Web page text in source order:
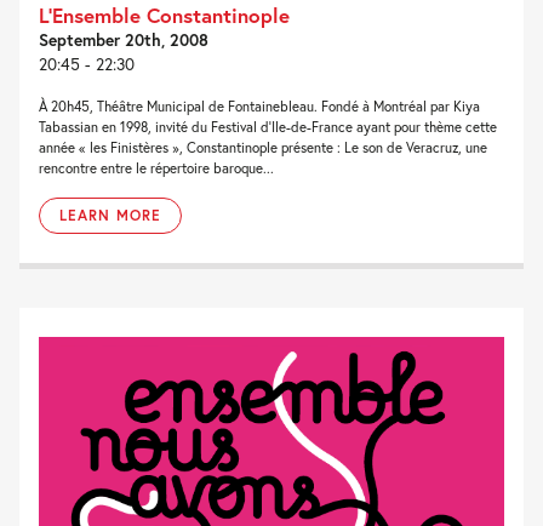
L’Ensemble Constantinople
September 20th, 2008
20:45 - 22:30
À 20h45, Théâtre Municipal de Fontainebleau. Fondé à Montréal par Kiya
Tabassian en 1998, invité du Festival d’Ile-de-France ayant pour thème cette
année « les Finistères », Constantinople présente : Le son de Veracruz, une
rencontre entre le répertoire baroque...
LEARN MORE